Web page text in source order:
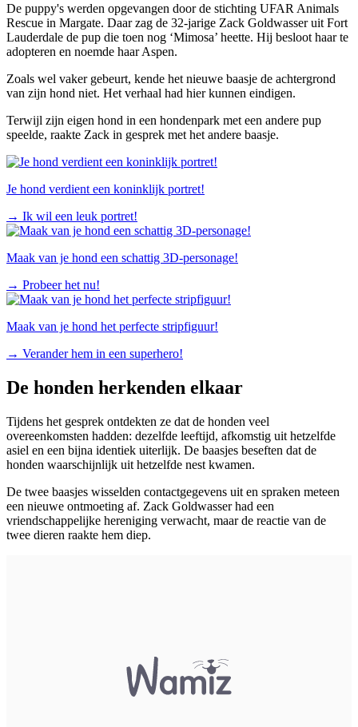
De puppy's werden opgevangen door de stichting UFAR Animals
Rescue in Margate. Daar zag de 32-jarige Zack Goldwasser uit Fort
Lauderdale de pup die toen nog ‘Mimosa’ heette. Hij besloot haar te
adopteren en noemde haar Aspen.
Zoals wel vaker gebeurt, kende het nieuwe baasje de achtergrond
van zijn hond niet. Het verhaal had hier kunnen eindigen.
Terwijl zijn eigen hond in een hondenpark met een andere pup
speelde, raakte Zack in gesprek met het andere baasje.
Je hond verdient een koninklijk portret!
→ Ik wil een leuk portret!
Maak van je hond een schattig 3D-personage!
→ Probeer het nu!
Maak van je hond het perfecte stripfiguur!
→ Verander hem in een superhero!
De honden herkenden elkaar
Tijdens het gesprek ontdekten ze dat de honden veel
overeenkomsten hadden: dezelfde leeftijd, afkomstig uit hetzelfde
asiel en een bijna identiek uiterlijk. De baasjes beseften dat de
honden waarschijnlijk uit hetzelfde nest kwamen.
De twee baasjes wisselden contactgegevens uit en spraken meteen
een nieuwe ontmoeting af. Zack Goldwasser had een
vriendschappelijke hereniging verwacht, maar de reactie van de
twee dieren raakte hem diep.